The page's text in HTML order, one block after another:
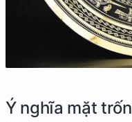
Ý nghĩa mặt